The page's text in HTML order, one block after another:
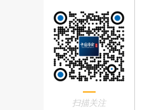
扫描关注